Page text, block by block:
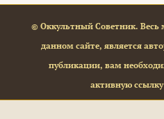
© Оккультный Советник.
данном сайте, является
публикации, вам
активную